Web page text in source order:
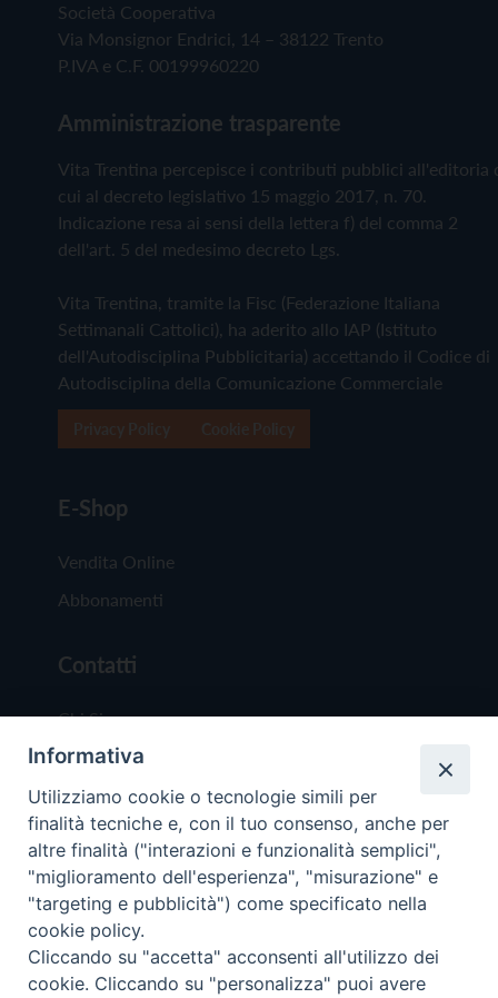
Società Cooperativa
Via Monsignor Endrici, 14 – 38122 Trento
P.IVA e C.F. 00199960220
Amministrazione trasparente
Vita Trentina percepisce i contributi pubblici all'editoria
cui al decreto legislativo 15 maggio 2017, n. 70.
Indicazione resa ai sensi della lettera f) del comma 2
dell'art. 5 del medesimo decreto Lgs.
Vita Trentina, tramite la Fisc (Federazione Italiana
Settimanali Cattolici), ha aderito allo IAP (Istituto
dell'Autodisciplina Pubblicitaria) accettando il Codice di
Autodisciplina della Comunicazione Commerciale
E-Shop
Vendita Online
Abbonamenti
Contatti
Chi Siamo
Redazione
Scrivici
Copyright © 2019 - Tutti i diritti riservati - Vita
Trentina Editrice
Informativa
Utilizziamo cookie o tecnologie simili per
finalità tecniche e, con il tuo consenso, anche per
altre finalità ("interazioni e funzionalità semplici",
"miglioramento dell'esperienza", "misurazione" e
"targeting e pubblicità") come specificato nella
cookie policy.
Cliccando su "accetta" acconsenti all'utilizzo dei
cookie. Cliccando su "personalizza" puoi avere